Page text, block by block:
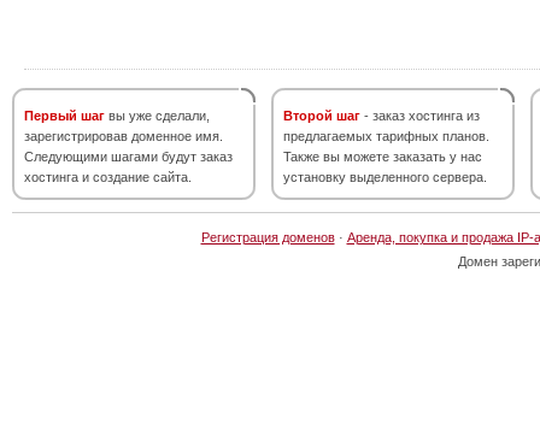
Первый шаг вы уже сделали,
зарегистрировав доменное имя.
Следующими шагами будут заказ
хостинга и создание сайта.
Второй шаг - заказ хостинга из
предлагаемых тарифных планов.
Также вы можете заказать у нас
установку выделенного сервера.
Регистрация доменов· Аренда, покупка и продажа IP-
Домен